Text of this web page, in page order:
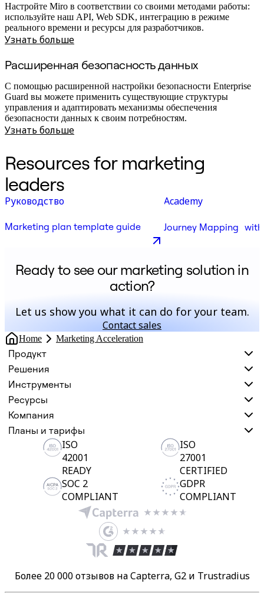
Настройте Miro в соответствии со своими методами работы:
используйте наш API, Web SDK, интеграцию в режиме
реального времени и ресурсы для разработчиков.
Узнать больше
Расширенная безопасность данных
С помощью расширенной настройки безопасности Enterprise
Guard вы можете применить существующие структуры
управления и адаптировать механизмы обеспечения
безопасности данных к своим потребностям.
Узнать больше
Resources for marketing
leaders
Руководство
Marketing plan template guide
Academy
Journey Mapping with
Ready to see our marketing solution in
action?
Let us show you what it can do for your team.
Contact sales
Home Marketing Acceleration
Продукт
Решения
Инструменты
Ресурсы
Компания
Планы и тарифы
ISO
42001
READY
ISO
27001
CERTIFIED
SOC 2
COMPLIANT
GDPR
COMPLIANT
Более 20 000 отзывов на Capterra, G2 и Trustradius